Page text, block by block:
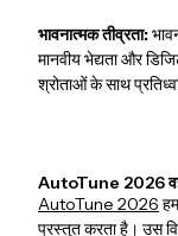
भावनात्मक तीव्रता:
मानवीय भेद्यता और
श्रोताओं के साथ
AutoTune 2026 वही
AutoTune 2026
प्रस्तुत करता है। उस